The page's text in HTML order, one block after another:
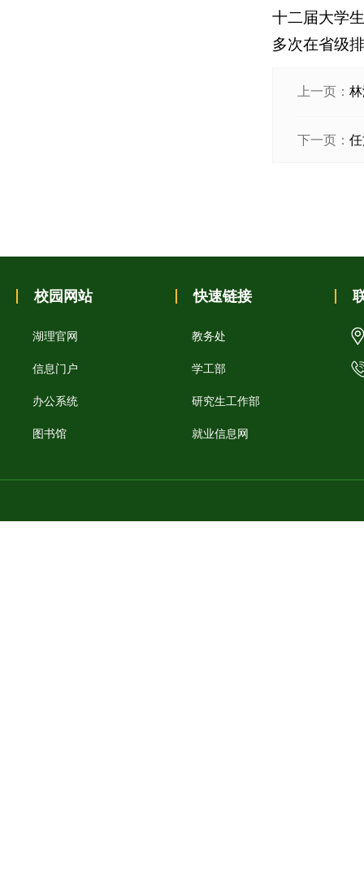
十二届大学
多次在省级
上一页：
下一页：
校园网站
湖理官网
信息门户
办公系统
图书馆
快速链接
教务处
学工部
研究生工作部
就业信息网